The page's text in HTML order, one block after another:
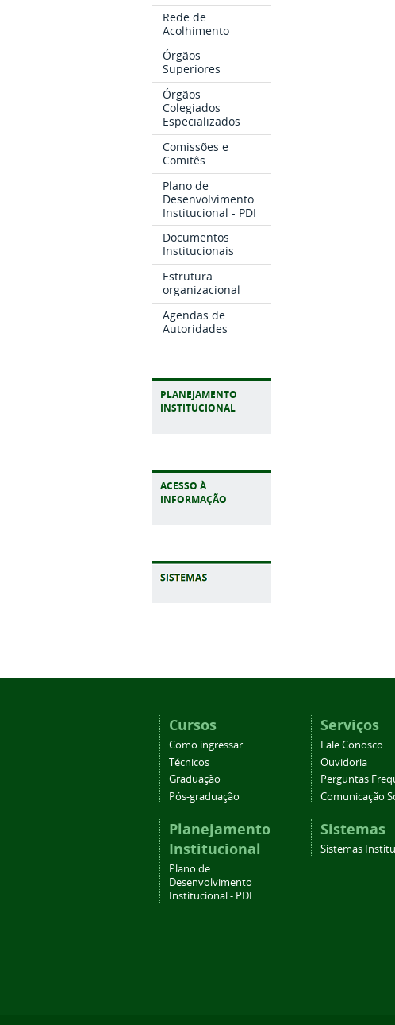
Rede de
Acolhimento
Órgãos
Superiores
Órgãos
Colegiados
Especializados
Comissões e
Comitês
Plano de
Desenvolvimento
Institucional - PDI
Documentos
Institucionais
Estrutura
organizacional
Agendas de
Autoridades
PLANEJAMENTO
INSTITUCIONAL
ACESSO À
INFORMAÇÃO
Cursos
Como ingressar
Técnicos
Graduação
Pós-graduação
Planejamento
Institucional
Plano de
Desenvolvimento
Institucional - PDI
Serviços
Fale Conosco
Ouvidoria
Perguntas
Comunicação
Sistemas
Sistemas